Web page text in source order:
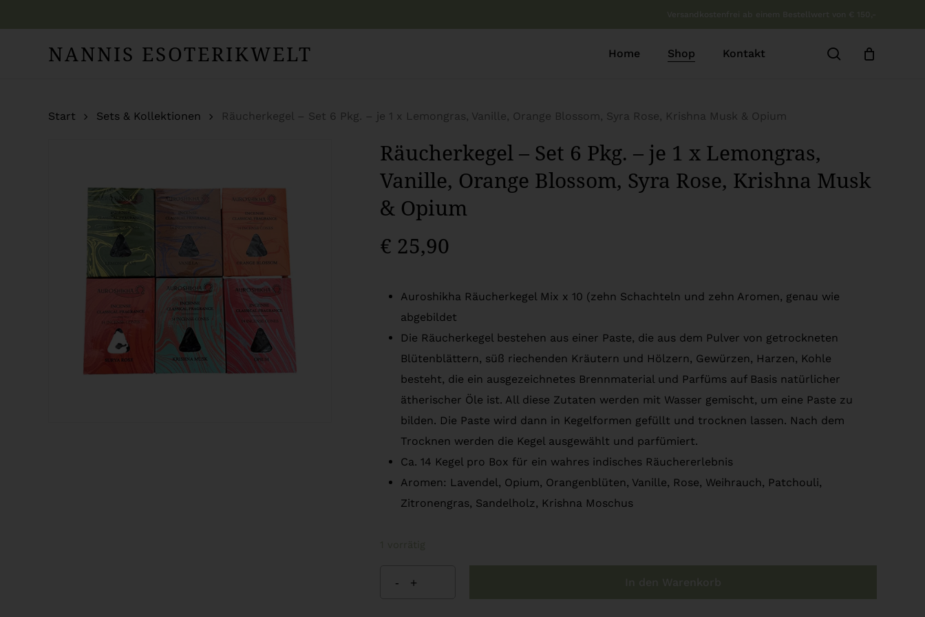
NANNIS ESOTERIKWELT Home Shop Kontakt search
Start Sets & Kollektionen Räucherkegel – Set 6 Pkg. – je 1 x Lemongras, Vanille, Orange Blossom, Syra Rose, Krishna Musk & Opium
Räucherkegel – Set 6 Pkg. – je 1 x Lemongras,
Vanille, Orange Blossom, Syra Rose, Krishna Musk
& Opium
€ 25,90
Auroshikha Räucherkegel Mix x 10 (zehn Schachteln und zehn Aromen, genau wie
abgebildet
Die Räucherkegel bestehen aus einer Paste, die aus dem Pulver von getrockneten
Blütenblättern, süß riechenden Kräutern und Hölzern, Gewürzen, Harzen, Kohle
besteht, die ein ausgezeichnetes Brennmaterial und Parfüms auf Basis natürlicher
ätherischer Öle ist. All diese Zutaten werden mit Wasser gemischt, um eine Paste zu
bilden. Die Paste wird dann in Kegelformen gefüllt und trocknen lassen. Nach dem
Trocknen werden die Kegel ausgewählt und parfümiert.
Ca. 14 Kegel pro Box für ein wahres indisches Räuchererlebnis
Aromen: Lavendel, Opium, Orangenblüten, Vanille, Rose, Weihrauch, Patchouli,
Zitronengras, Sandelholz, Krishna Moschus